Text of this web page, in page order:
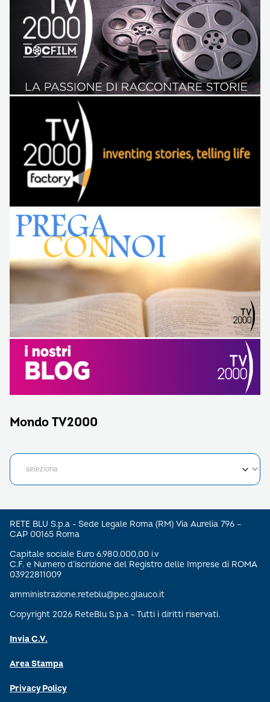
Mondo TV2000
RETE BLU S.p.a - Sede Legale Roma (RM) Via Aurelia 796 –
CAP 00165 Roma
Capitale sociale Euro 6.980.000,00 i.v
C.F. e Numero d’iscrizione del Registro delle Imprese di ROMA
03922811009
amministrazione.reteblu@pec.glauco.it
Copyright 2026 ReteBlu S.p.a - Tutti i diritti riservati.
Invia C.V.
Area Stampa
Privacy Policy